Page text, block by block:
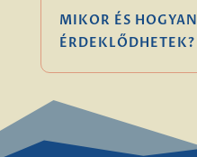
MIKOR ÉS HOGYAN
ÉRDEKLŐDHETEK?